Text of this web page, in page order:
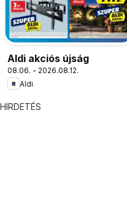
Aldi akciós újság
08.06. - 2026.08.12.
Aldi
HIRDETÉS